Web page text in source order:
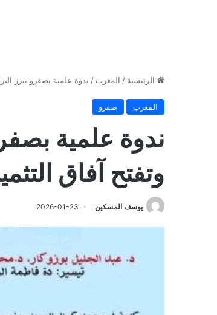
الرئيسية / المغرب / ندوة علمية بصفرو تبرز
المغرب صفرو
ندوة علمية
وتفتح آفاق
يوسف المسكين 2026-01-23